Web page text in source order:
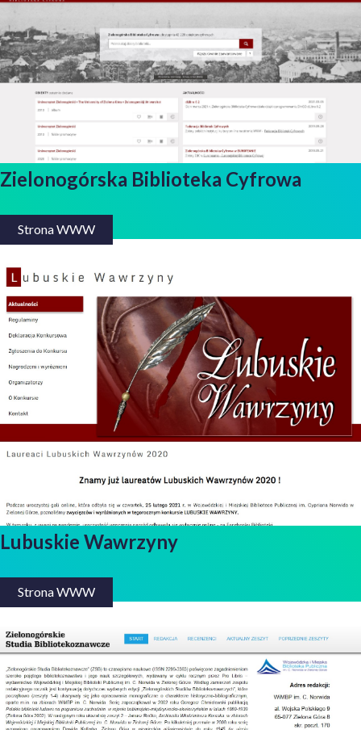
Zielonogórska Biblioteka Cyfrowa
Strona WWW
Lubuskie Wawrzyny
Strona WWW